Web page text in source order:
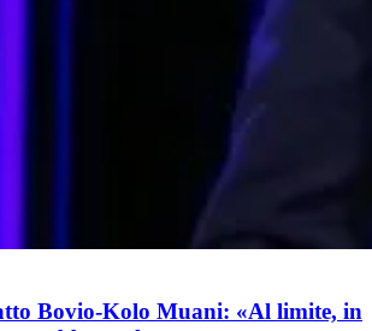
Bovio-Kolo Muani: «Al limite, in